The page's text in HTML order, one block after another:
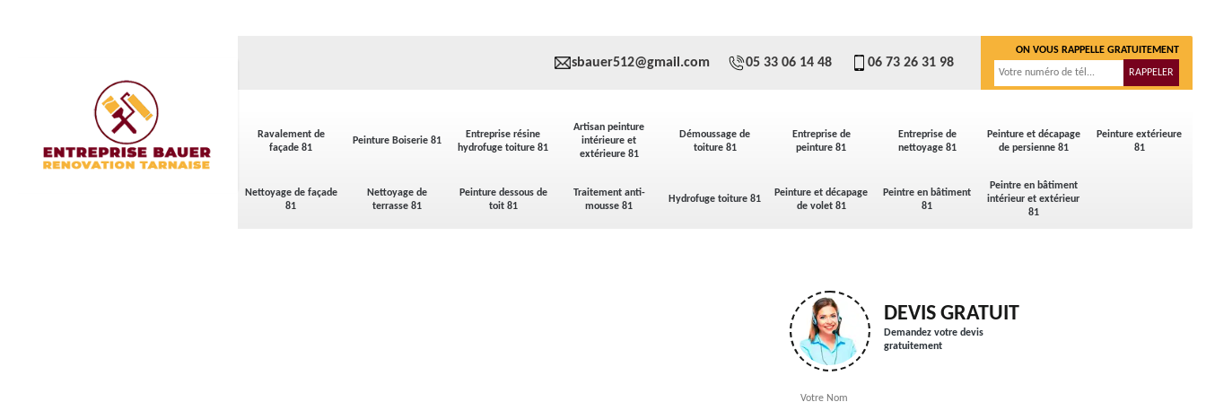
Ravalement de
façade 81
Peinture Boiserie 81
Entreprise résine
hydrofuge toiture 81
Artisan peinture
intérieure et
extérieure 81
Démoussage de
toiture 81
Entreprise de
peinture 81
Entreprise de
nettoyage 81
Peinture et décapage
de persienne 81
Peinture extérieure
81
Nettoyage de façade
81
Nettoyage de
terrasse 81
Peinture dessous de
toit 81
Traitement anti-
mousse 81
Hydrofuge toiture 81
Peinture et décapage
de volet 81
Peintre en bâtiment
81
Peintre en bâtiment
intérieur et extérieur
81
sbauer512@gmail.com 05 33 06 14 48 06 73 26 31 98
ON VOUS RAPPELLE GRATUITEMENT
DEVIS GRATUIT
Demandez votre devis
gratuitement